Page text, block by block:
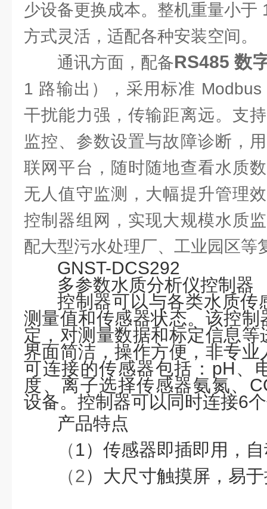
少设备更换成本。整机重量小于
方式灵活，适配各种安装空间。
通讯方面，配备RS485 数
1 路输出），采用标准
干扰能力强，传输距离远。支
监控、参数设置与故障诊断，
联网平台，随时随地查看水质
无人值守监测，大幅提升管理
控制器组网，实现大规模水质
配大型污水处理厂、工业园区等
GNST-DCS292
多参数水质分析仪控制器
控制器可以与各类水质传
测量值和传感器状态。该控
定，对测量数据和标定信息
界面简洁，操作方便，非专
可连接的传感器包括： pH、
度、离子选择传感器氨氮、
设备。控制器可以同时连接6
产品特点
（1）传感器即插即用，
（2）大尺寸触摸屏，易